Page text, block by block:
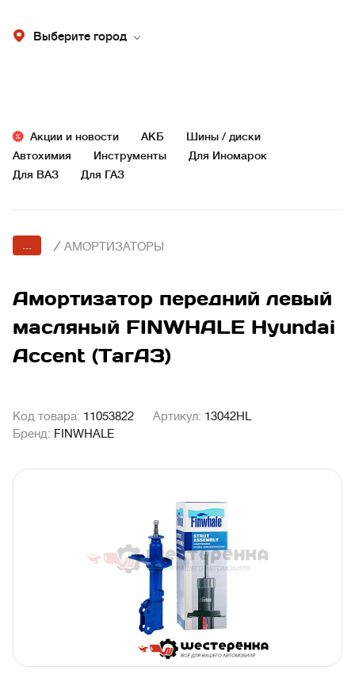
Выберите город
Акции и новости АКБ
Шины / диски
Автохимия
Инструменты
Для Иномарок
Для ВАЗ
Для ГАЗ
... / АМОРТИЗАТОРЫ
Амортизатор передний левый
масляный FINWHALE Hyundai
Accent (ТагАЗ)
Код товара: 11053822 Артикул: 13042HL
Бренд: FINWHALE